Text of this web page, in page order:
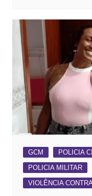
GCM POLICIA
POLICIA MILITAR
VIOLÊNCIA